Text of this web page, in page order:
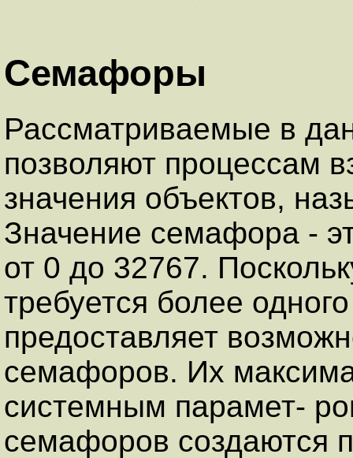
Семафоры
Рассматриваемые в
позволяют процессам
значения объектов,
Значение семафора -
от 0 до 32767.
требуется более
предоставляет
семафоров. Их
системным парамет-
семафоров создаются